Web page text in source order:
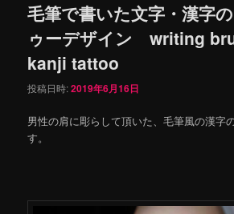
毛筆で書いた文字・漢字
ゥーデザイン writing
kanji tattoo
投稿日時:2019年6月16日
男性の肩に彫らして頂いた、毛筆風の漢字
す。